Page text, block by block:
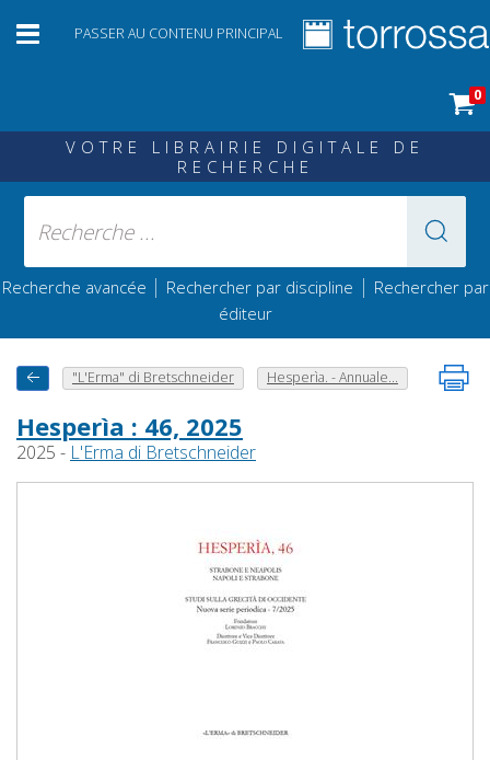
PASSER AU CONTENU PRINCIPAL
0
VOTRE LIBRAIRIE DIGITALE DE
RECHERCHE
Recherche avancée | Rechercher par discipline | Rechercher par
éditeur
"L'Erma" di Bretschneider Hesperìa. - Annuale...
Hesperìa : 46, 2025
2025 - L'Erma di Bretschneider